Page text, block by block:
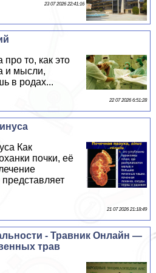
23 07 2026 22:41:16
про то, как это
и мысли,
в родах...
22 07 2026 6:51:28
Как
почки, её
21 07 2026 21:18:49
- Травник Онлайн —
трав